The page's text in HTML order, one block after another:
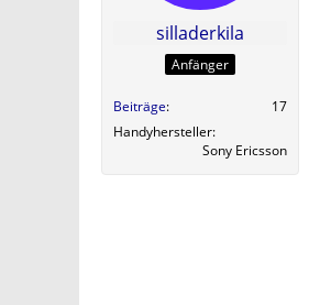
silladerkila
Anfänger
Beiträge
17
Handyhersteller
Sony Ericsson